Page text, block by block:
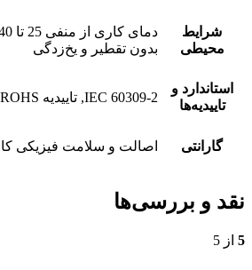
شرایط
محیطی
بدون تقطیر و یخ‌زدگی
استاندارد و
تاییدیه‌ها
IEC 60309-2, تاییدیه ROHS, تاییدیه CE
گارانتی اصالت و سلامت فیزیکی
نقد و بررسی‌ها
5 از 5